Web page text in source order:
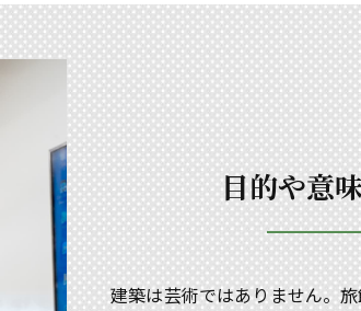
目的や意
建築は芸術ではありません。